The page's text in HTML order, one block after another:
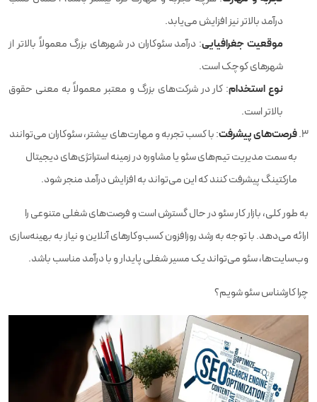
درآمد بالاتر نیز افزایش می‌یابد.
موقعیت جغرافیایی: درآمد سئوکاران در شهرهای بزرگ معمولاً بالاتر از
شهرهای کوچک است.
نوع استخدام: کار در شرکت‌های بزرگ و معتبر معمولاً به معنی حقوق
بالاتر است.
فرصت‌های پیشرفت: با کسب تجربه و مهارت‌های بیشتر، سئوکاران می‌توانند
به سمت مدیریت تیم‌های سئو یا مشاوره در زمینه استراتژی‌های دیجیتال
مارکتینگ پیشرفت کنند که این می‌تواند به افزایش درآمد منجر شود.
به طور کلی، بازار کار سئو در حال گسترش است و فرصت‌های شغلی متنوعی را
ارائه می‌دهد. با توجه به رشد روزافزون کسب‌وکارهای آنلاین و نیاز به بهینه‌سازی
وب‌سایت‌ها، سئو می‌تواند یک مسیر شغلی پایدار و با درآمد مناسب باشد.
چرا کارشناس سئو شویم؟